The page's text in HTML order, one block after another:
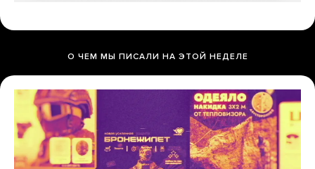
О ЧЕМ МЫ ПИСАЛИ НА ЭТОЙ НЕДЕЛЕ